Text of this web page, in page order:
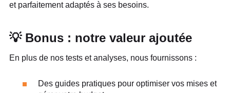
et parfaitement adaptés à ses besoins.
💡 Bonus : notre valeur ajoutée
En plus de nos tests et analyses, nous fournissons :
Des guides pratiques pour optimiser vos mises et